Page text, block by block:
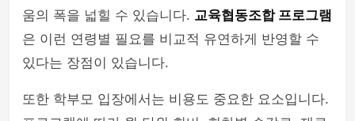
움의 폭을 넓힐 수 있습니다. 교육협동조합 프로그램
은 이런 연령별 필요를 비교적 유연하게 반영할 수
있다는 장점이 있습니다.
또한 학부모 입장에서는 비용도 중요한 요소입니다.